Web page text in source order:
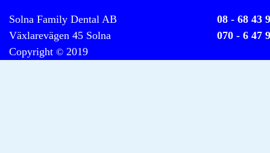
Solna Family Dental AB
08 - 68 43
Växlarevägen 45 Solna
070 - 6 47
Copyright © 2019